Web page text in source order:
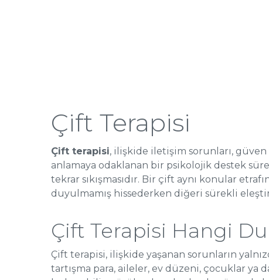
Çift Terapisi
Çift terapisi, ilişkide iletişim sorunları,
anlamaya odaklanan bir psikolojik destek
tekrar sıkışmasıdır. Bir çift aynı konular
duyulmamış hissederken diğeri sürekli
Çift Terapisi Hangi
Çift terapisi, ilişkide yaşanan sorunların
tartışma para, aileler, ev düzeni, çocuklar ya